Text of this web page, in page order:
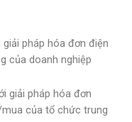
pháp hóa đơn điện
của doanh nghiệp
giải pháp hóa đơn
của tổ chức trung